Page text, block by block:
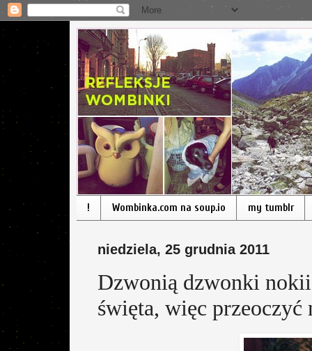
! Wombinka.com na soup.io my tumblr
niedziela, 25 grudnia 2011
Dzwonią dzwonki
święta, więc przeoczyć